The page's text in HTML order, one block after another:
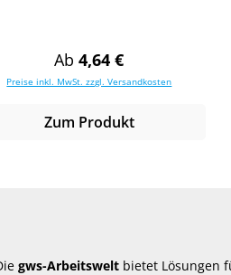
Regulärer Preis:
Ab4,64 €
Preise inkl. MwSt. zzgl. Versandkosten
Zum Produkt
gws-Arbeitsweltbietet Lösungen